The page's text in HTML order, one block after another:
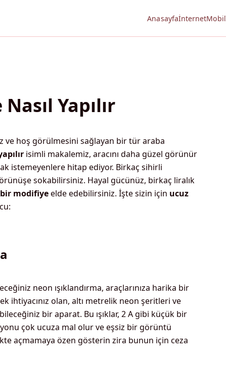
AnasayfaİnternetMobil
Yapılır
ve hoş görülmesini sağlayan bir tür araba
isimli makalemiz, aracını daha güzel görünür
istemeyenlere hitap ediyor. Birkaç sihirli
sokabilirsiniz. Hayal gücünüz, birkaç liralık
modifiyeelde edebilirsiniz. İşte sizin için ucuz
neon ışıklandırma, araçlarınıza harika bir
ihtiyacınız olan, altı metrelik neon şeritleri ve
bir aparat. Bu ışıklar, 2 A gibi küçük bir
çok ucuza mal olur ve eşsiz bir görüntü
açmamaya özen gösterin zira bunun için ceza